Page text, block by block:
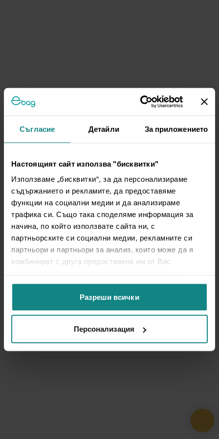
Съгласие Детайли За приложението
Настоящият сайт използва "бисквитки"
Използваме „бисквитки“, за да персонализираме
съдържанието и рекламите, да предоставяме
функции на социални медии и да анализираме
трафика си. Също така споделяме информация за
начина, по който използвате сайта ни, с
партньорските си социални медии, рекламните си
партньори и партньори за анализ, които може да я
комбинират с друга предоставена им от Вас
ползването от Ваша страна на услугите им.
Разреши всички
Персонализация